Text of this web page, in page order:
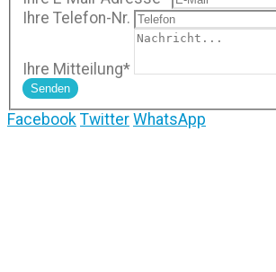
Ihre Telefon-Nr.
Ihre Mitteilung*
Senden
Facebook Twitter WhatsApp